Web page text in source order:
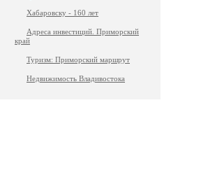
Хабаровску - 160 лет
Адреса инвестиций. Приморский
край
Туризм: Приморский маршрут
Недвижимость Владивостока